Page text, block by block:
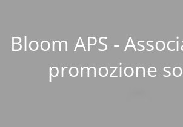
Bloom APS -
promozione